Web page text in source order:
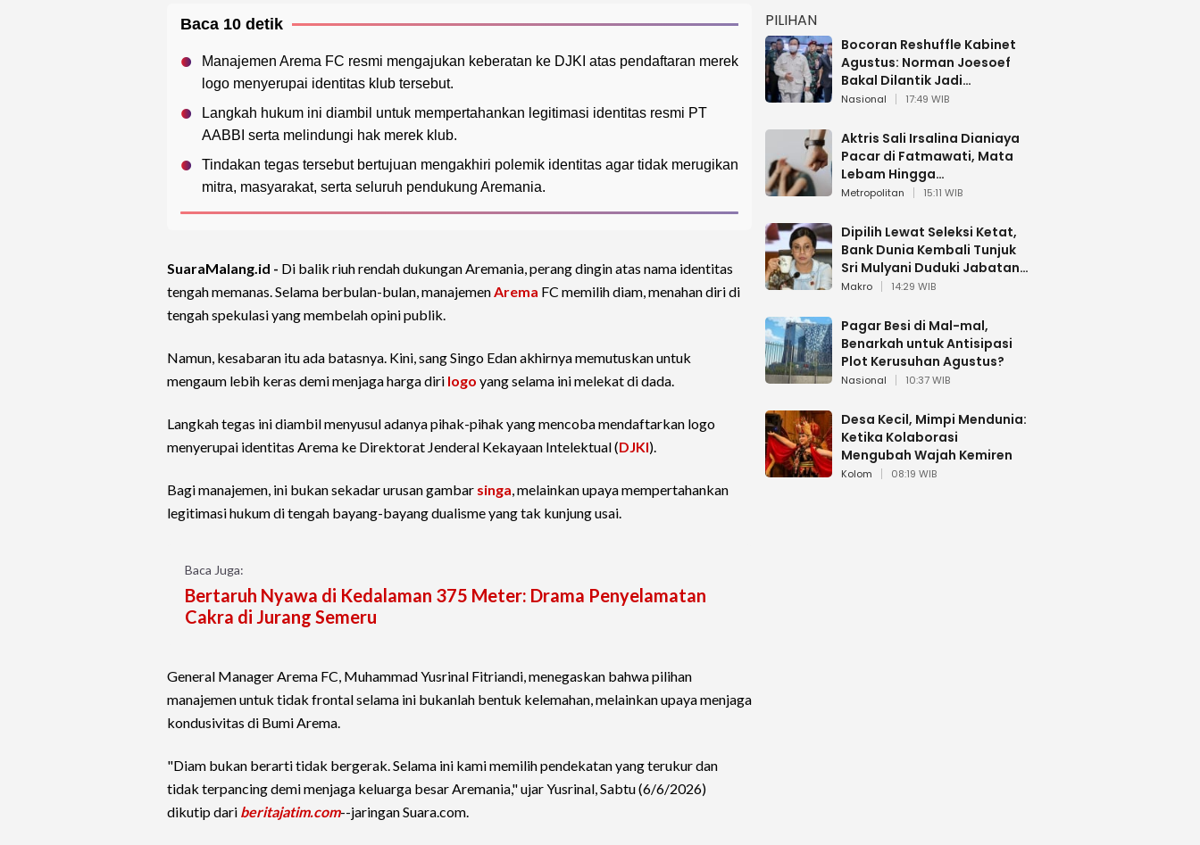
Baca 10 detik
Manajemen Arema FC resmi mengajukan keberatan ke DJKI atas pendaftaran merek
logo menyerupai identitas klub tersebut.
Langkah hukum ini diambil untuk mempertahankan legitimasi identitas resmi PT
AABBI serta melindungi hak merek klub.
Tindakan tegas tersebut bertujuan mengakhiri polemik identitas agar tidak merugikan
mitra, masyarakat, serta seluruh pendukung Aremania.
SuaraMalang.id - Di balik riuh rendah dukungan Aremania, perang dingin atas nama identitas
tengah memanas. Selama berbulan-bulan, manajemenArema FC memilih diam, menahan diri di
tengah spekulasi yang membelah opini publik.
Namun, kesabaran itu ada batasnya. Kini, sang Singo Edan akhirnya memutuskan untuk
mengaum lebih keras demi menjaga harga diri logo yang selama ini melekat di dada.
Langkah tegas ini diambil menyusul adanya pihak-pihak yang mencoba mendaftarkan logo
menyerupai identitas Arema ke Direktorat Jenderal Kekayaan Intelektual (DJKI).
Bagi manajemen, ini bukan sekadar urusan gambar singa, melainkan upaya mempertahankan
legitimasi hukum di tengah bayang-bayang dualisme yang tak kunjung usai.
Baca Juga:
Bertaruh Nyawa di Kedalaman 375 Meter: Drama Penyelamatan
Cakra di Jurang Semeru
General Manager Arema FC, Muhammad Yusrinal Fitriandi, menegaskan bahwa pilihan
manajemen untuk tidak frontal selama ini bukanlah bentuk kelemahan, melainkan upaya menjaga
kondusivitas di Bumi Arema.
"Diam bukan berarti tidak bergerak. Selama ini kami memilih pendekatan yang terukur dan
tidak terpancing demi menjaga keluarga besar Aremania," ujar Yusrinal, Sabtu (6/6/2026)
dikutip dari beritajatim.com--jaringan Suara.com.
PILIHAN
Bocoran Reshuffle Kabinet
Agustus: Norman Joesoef
Bakal Dilantik Jadi
Wamenhan RI
Nasional 17:49 WIB
Aktris Sali Irsalina Dianiaya
Pacar di Fatmawati, Mata
Lebam Hingga
Diselamatkan Polantas
Metropolitan 15:11 WIB
Dipilih Lewat Seleksi Ketat,
Bank Dunia Kembali Tunjuk
Sri Mulyani Duduki Jabatan
Strategis
Makro 14:29 WIB
Pagar Besi di Mal-mal,
Benarkah untuk Antisipasi
Plot Kerusuhan Agustus?
Nasional 10:37 WIB
Desa Kecil, Mimpi Mendunia:
Ketika Kolaborasi
Mengubah Wajah Kemiren
Kolom 08:19 WIB